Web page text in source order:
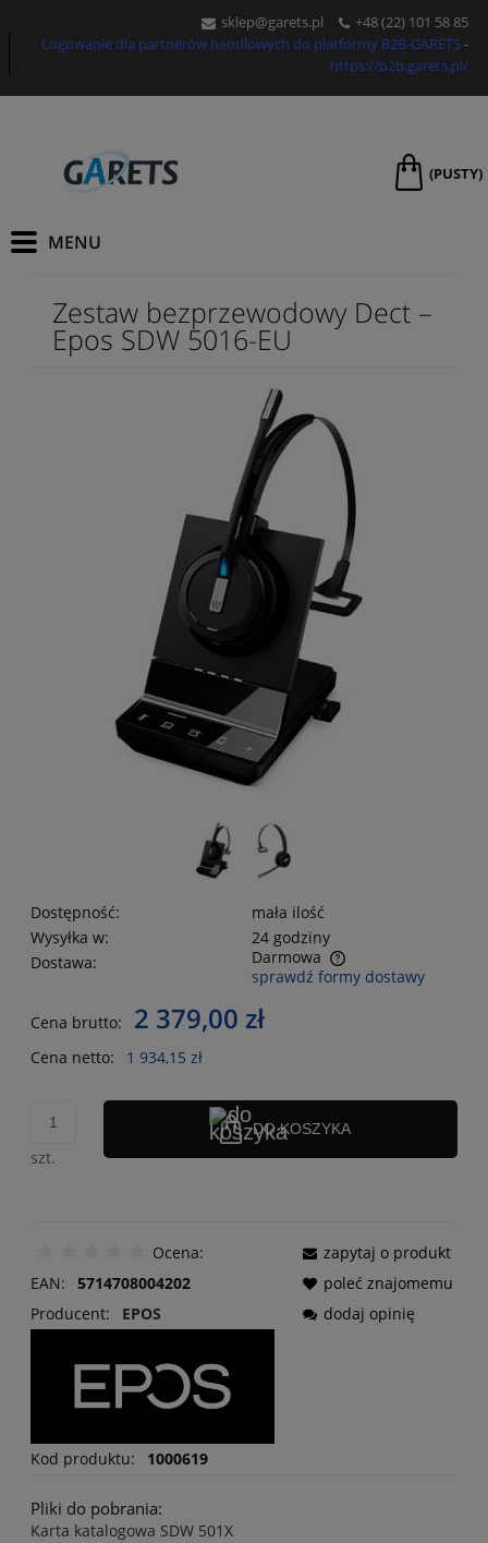
sklep@garets.pl +48 (22) 101 58 85
Logowanie dla partnerów handlowych do platformy B2B-GARETS-
https://b2b.garets.pl/
(PUSTY)
Zestaw bezprzewodowy Dect –
Epos SDW 5016-EU
Dostępność:
mała ilość
Wysyłka w:
24 godziny
Dostawa:
Darmowa
Cena nie zawiera ewentualnych kosztów płatności
sprawdź formy dostawy
Cena brutto: 2 379,00 zł
Cena netto: 1 934,15 zł
szt.
DO KOSZYKA
Ocena:
EAN:
5714708004202
Producent:
Kod produktu: 1000619
zapytaj o produkt
poleć znajomemu
dodaj opinię
Pliki do pobrania:
Karta katalogowa SDW 501X